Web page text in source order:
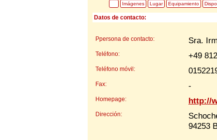
Imágenes Lugar Equipamiento
Datos de contacto:
Ppersona de contacto: Sra.
Teléfono: +49
Teléfono móvil:
Fax: -
Homepage: http://
Dirección:
94253